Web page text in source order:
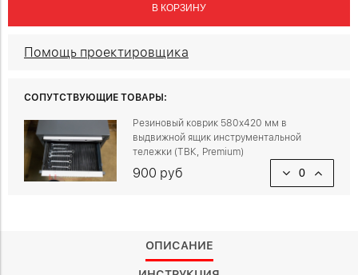
В КОРЗИНУ
Помощь проектировщика
СОПУТСТВУЮЩИЕ ТОВАРЫ:
Резиновый коврик 580х420 мм в
выдвижной ящик инструментальной
тележки (ТВК, Premium)
900 руб
ОПИСАНИЕ